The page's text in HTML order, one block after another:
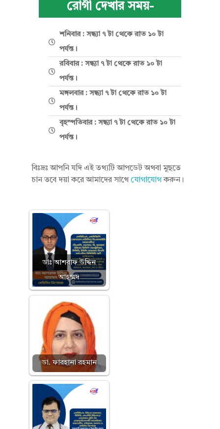
রোগী দেখার সময়-
শনিবার : সন্ধ্যা ৭ টা থেকে রাত ১০ টা
পর্যন্ত।
রবিবার : সন্ধ্যা ৭ টা থেকে রাত ১০ টা
পর্যন্ত।
মঙ্গলবার : সন্ধ্যা ৭ টা থেকে রাত ১০ টা
পর্যন্ত।
বৃহস্পতিবার : সন্ধ্যা ৭ টা থেকে রাত ১০ টা
পর্যন্ত।
বিঃদ্রঃ আপনি যদি এই তথ্যটি আপডেট অথবা মুছতে
চান তবে দয়া করে আমাদের সাথে যোগাযোগকরুন।
ডাঃ আশরাফ উদ্দিন
আহম্মদ
ডা. ফারহানা রহমান